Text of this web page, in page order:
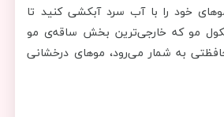
خود را با آب سرد آبکشی کنید تا
مو که خارجی‌ترین بخش ساقه‌ی مو
به شمار می‌رود، موهای درخشانی